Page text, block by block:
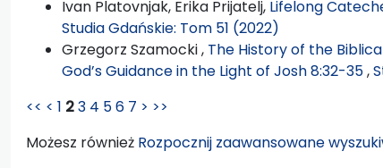
Ivan Platovnjak, Erika Prijatelj, Lifelong
Studia Gdańskie: Tom 51 (2022)
Grzegorz Szamocki , The History of the
God’s Guidance in the Light of Josh 8:32-35,
<< < 1 23 4 56 7 > >>
Możesz również Rozpocznij zaawansowane